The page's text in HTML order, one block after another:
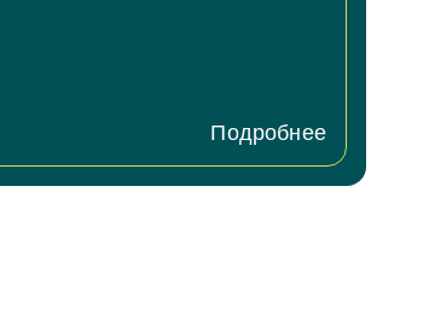
Подробнее